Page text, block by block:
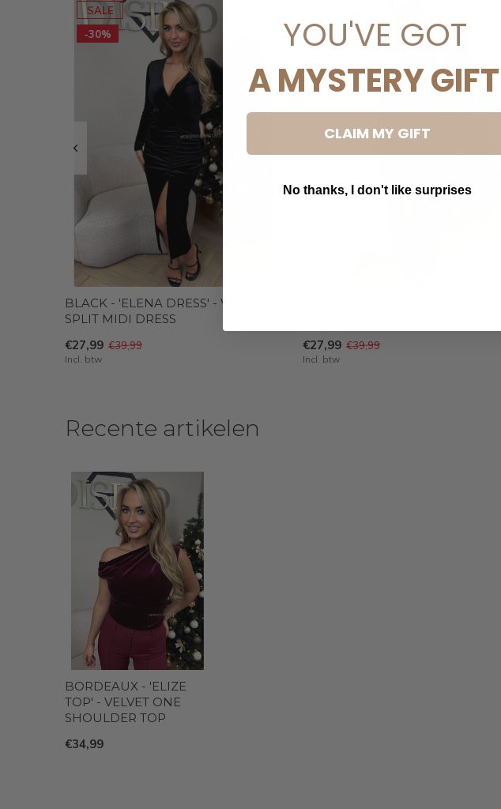
SALE
-30%
BLACK - 'ELENA DRESS' - VELVET
SPLIT MIDI DRESS
€27,99 €39,99
Incl. btw
-30%
€27,99 €39,99
Incl. btw
Recente artikelen
BORDEAUX - 'ELIZE
TOP' - VELVET ONE
SHOULDER TOP
€34,99
YOU'VE GOT
A MYSTERY GIFT
CLAIM MY GIFT
No thanks, I don't like surprises